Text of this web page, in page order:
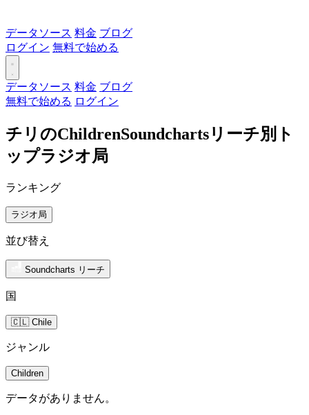
データソース 料金 ブログ
ログイン 無料で始める
データソース 料金 ブログ
無料で始める ログイン
チリのChildrenSoundchartsリーチ別ト
ップラジオ局
ランキング
ラジオ局
並び替え
Soundcharts リーチ
国
🇨🇱 Chile
ジャンル
Children
データがありません。